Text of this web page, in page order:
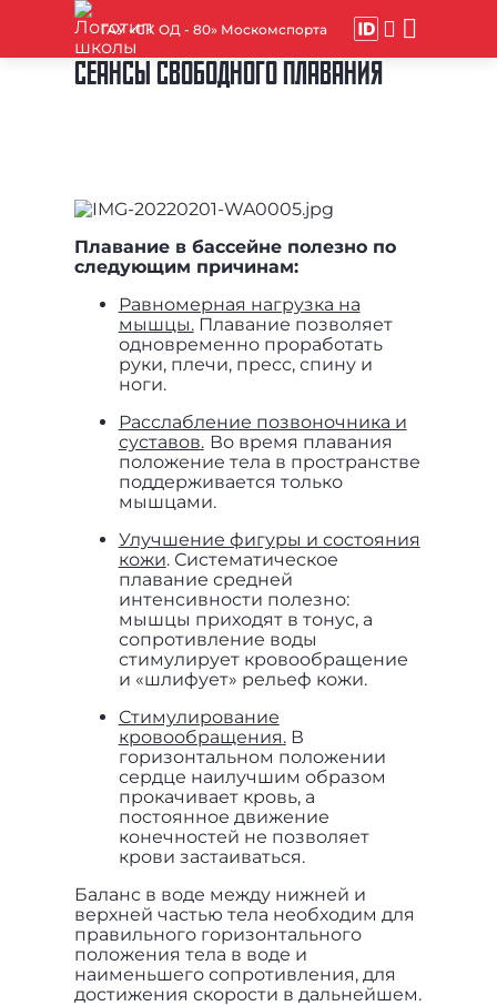
ГАУ «СК ОД - 80» Москомспорта
СЕАНСЫ СВОБОДНОГО ПЛАВАНИЯ
Плавание в бассейне полезно по
следующим причинам:
Равномерная нагрузка на
мышцы.Плавание позволяет
одновременно проработать
руки, плечи, пресс, спину и
ноги.
Расслабление позвоночника и
суставов. Во время плавания
положение тела в пространстве
поддерживается только
мышцами.
Улучшение фигуры и состояния
кожи. Систематическое
плавание средней
интенсивности полезно:
мышцы приходят в тонус, а
сопротивление воды
стимулирует кровообращение
и «шлифует» рельеф кожи.
Стимулирование
кровообращения.В
горизонтальном положении
сердце наилучшим образом
прокачивает кровь, а
постоянное движение
конечностей не позволяет
крови застаиваться.
Баланс в воде между нижней и
верхней частью тела необходим для
правильного горизонтального
положения тела в воде и
наименьшего сопротивления, для
достижения скорости в дальнейшем.